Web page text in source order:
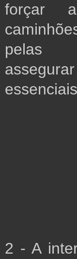
forçar
pelas
2 - A